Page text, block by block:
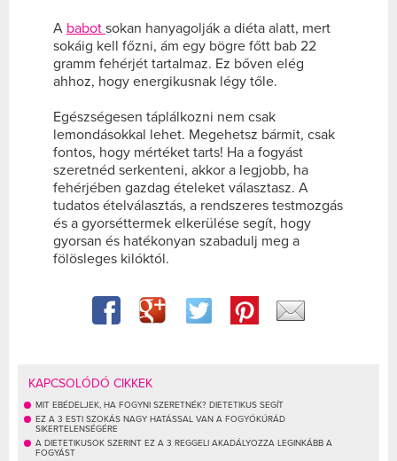
A babot sokan hanyagolják a diéta alatt, mert
sokáig kell főzni, ám egy bögre főtt bab 22
gramm fehérjét tartalmaz. Ez bőven elég
ahhoz, hogy energikusnak légy tőle.
Egészségesen táplálkozni nem csak
lemondásokkal lehet. Megehetsz bármit, csak
fontos, hogy mértéket tarts! Ha a fogyást
szeretnéd serkenteni, akkor a legjobb, ha
fehérjében gazdag ételeket választasz. A
tudatos ételválasztás, a rendszeres testmozgás
és a gyorséttermek elkerülése segít, hogy
gyorsan és hatékonyan szabadulj meg a
fölösleges kilóktól.
KAPCSOLÓDÓ CIKKEK
MIT EBÉDELJEK, HA FOGYNI SZERETNÉK? DIETETIKUS SEGÍT
EZ A 3 ESTI SZOKÁS NAGY HATÁSSAL VAN A FOGYÓKÚRÁD
SIKERTELENSÉGÉRE
A DIETETIKUSOK SZERINT EZ A 3 REGGELI AKADÁLYOZZA LEGINKÁBB A
FOGYÁST